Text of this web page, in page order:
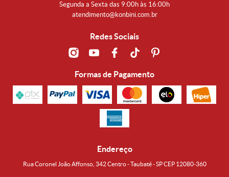
Segunda a Sexta das 9:00h às 16:00h
atendimento@konbini.com.br
Redes Sociais
Formas de Pagamento
Endereço
Rua Coronel João Affonso, 342 Centro - Taubaté - SP CEP 12080-360